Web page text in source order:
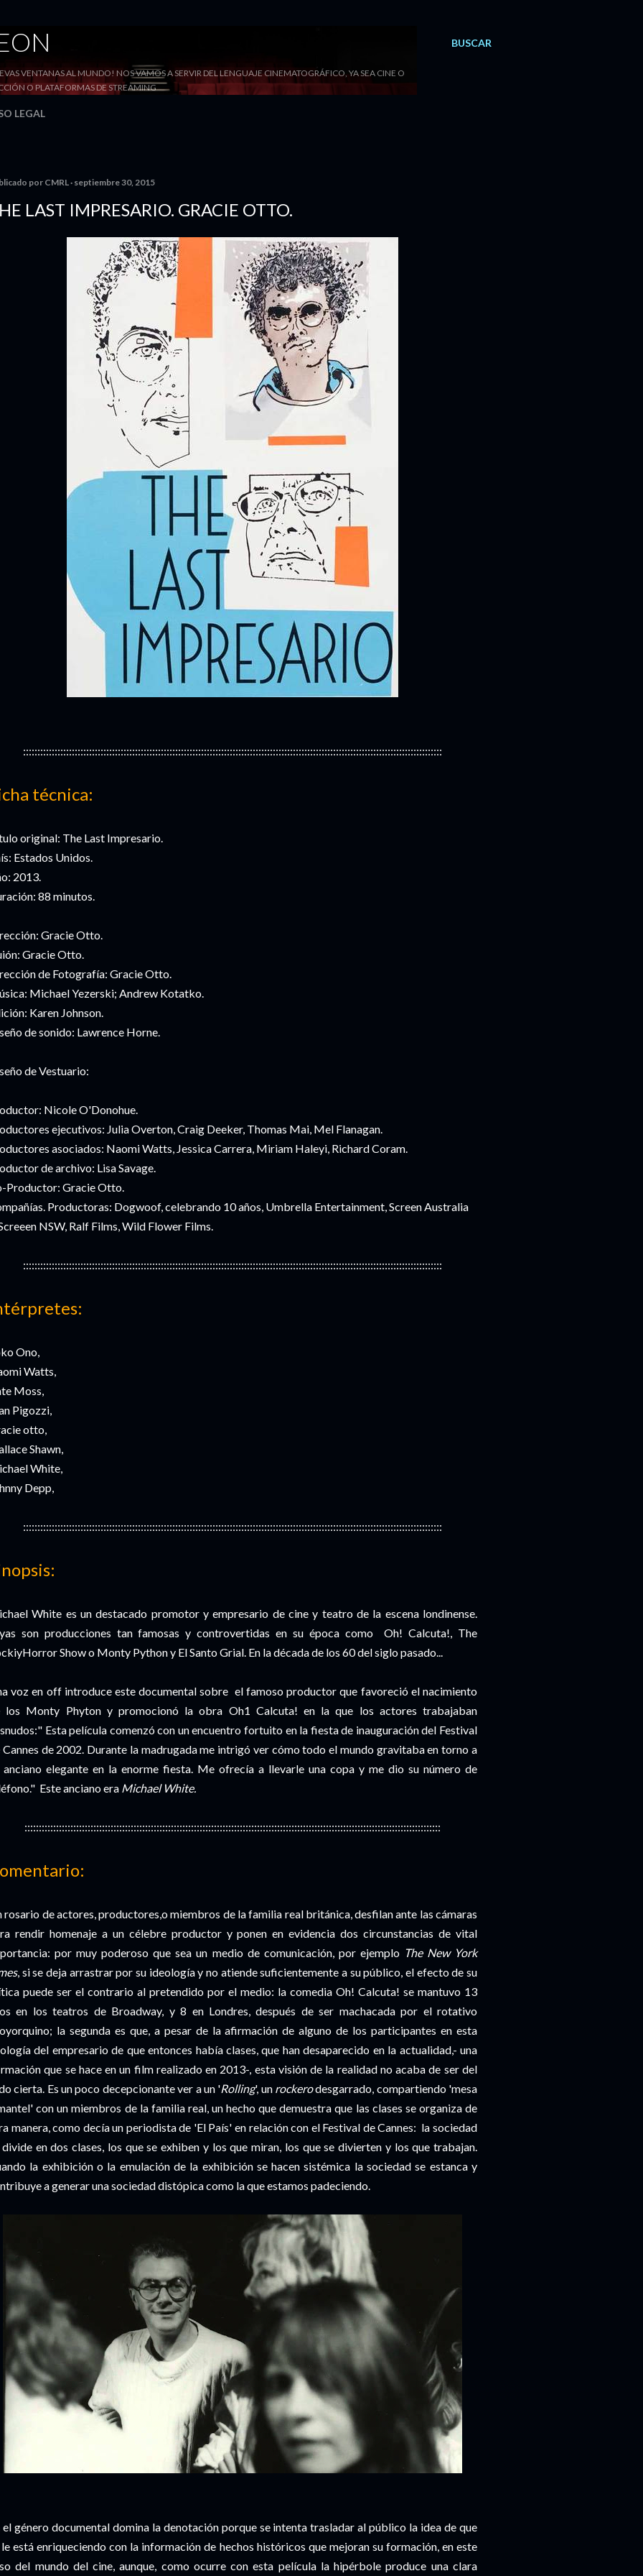
BUSCAR
VENTANAS AL MUNDO! NOS VAMOS A SERVIR DEL LENGUAJE CINEMATOGRÁFICO, YA SEA CINE O
O PLATAFORMAS DE STREAMING
LEGAL
porCMRL septiembre 30, 2015
LAST IMPRESARIO. GRACIE OTTO.
::::::::::::::::::::::::::::::::::::::::::::::::::::::::::::::::::::::::::::::::::::::::::::::::::::::::::::::::::::::::::::::::::::::::::::::::::
técnica:
original: The Last Impresario.
Estados Unidos.
2013.
88 minutos.
Gracie Otto.
Gracie Otto.
de Fotografía: Gracie Otto.
Michael Yezerski; Andrew Kotatko.
Karen Johnson.
de sonido: Lawrence Horne.
de Vestuario:
Nicole O'Donohue.
ejecutivos: Julia Overton, Craig Deeker, Thomas Mai, Mel Flanagan.
asociados: Naomi Watts, Jessica Carrera, Miriam Haleyi, Richard Coram.
de archivo: Lisa Savage.
Productor: Gracie Otto.
Productoras: Dogwoof, celebrando 10 años, Umbrella Entertainment, Screen Australia
NSW, Ralf Films, Wild Flower Films.
::::::::::::::::::::::::::::::::::::::::::::::::::::::::::::::::::::::::::::::::::::::::::::::::::::::::::::::::::::::::::::::::::::::::::::::::::
Ono,
Watts,
Moss,
Pigozzi,
otto,
Shawn,
White,
Depp,
::::::::::::::::::::::::::::::::::::::::::::::::::::::::::::::::::::::::::::::::::::::::::::::::::::::::::::::::::::::::::::::::::::::::::::::::::
White es un destacado promotor y empresario de cine y teatro de la escena londinense.
son producciones tan famosas y controvertidas en su época como Oh! Calcuta!, The
Show o Monty Python y El Santo Grial. En la década de los 60 del siglo pasado...
voz en off introduce este documental sobre el famoso productor que favoreció el nacimiento
los Monty Phyton y promocionó la obra Oh1 Calcuta! en la que los actores trabajaban
Esta película comenzó con un encuentro fortuito en la fiesta de inauguración del Festival
Cannes de 2002. Durante la madrugada me intrigó ver cómo todo el mundo gravitaba en torno a
anciano elegante en la enorme fiesta. Me ofrecía a llevarle una copa y me dio su número de
Este anciano era Michael White.
:::::::::::::::::::::::::::::::::::::::::::::::::::::::::::::::::::::::::::::::::::::::::::::::::::::::::::::::::::::::::::::::::::::::::::::::::
rosario de actores, productores,o miembros de la familia real británica, desfilan ante las cámaras
rendir homenaje a un célebre productor y ponen en evidencia dos circunstancias de vital
por muy poderoso que sea un medio de comunicación, por ejemplo The New York
, si se deja arrastrar por su ideología y no atiende suficientemente a su público, el efecto de su
puede ser el contrario al pretendido por el medio: la comedia Oh! Calcuta! se mantuvo 13
en los teatros de Broadway, y 8 en Londres, después de ser machacada por el rotativo
la segunda es que, a pesar de la afirmación de alguno de los participantes en esta
del empresario de que entonces había clases, que han desaparecido en la actualidad,- una
que se hace en un film realizado en 2013-, esta visión de la realidad no acaba de ser del
cierta. Es un poco decepcionante ver a un 'Rolling', un rockerodesgarrado, compartiendo 'mesa
con un miembros de la familia real, un hecho que demuestra que las clases se organiza de
manera, como decía un periodista de 'El País' en relación con el Festival de Cannes: la sociedad
divide en dos clases, los que se exhiben y los que miran, los que se divierten y los que trabajan.
la exhibición o la emulación de la exhibición se hacen sistémica la sociedad se estanca y
a generar una sociedad distópica como la que estamos padeciendo.
el género documental domina la denotación porque se intenta trasladar al público la idea de que
le está enriqueciendo con la información de hechos históricos que mejoran su formación, en este
del mundo del cine, aunque, como ocurre con esta película la hipérbole produce una clara